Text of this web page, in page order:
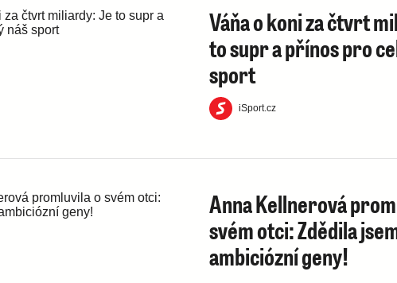
Váňa o koni za čtvrt
to supr a přínos pro
sport
iSport.cz
Anna Kellnerová
svém otci: Zdědila
ambiciózní geny!